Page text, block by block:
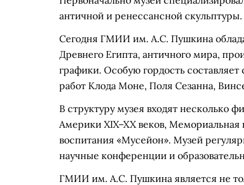
античной и ренессансной скульптуры.
Сегодня ГМИИ им. А.С. Пушкина
Древнего Египта, античного мира,
графики. Особую гордость
работ Клода Моне, Поля Сезанна,
В структуру музея входят несколько
Америки XIX–XX веков, Мемориальная
воспитания «Мусейон». Музей
научные конференции и
ГМИИ им. А.С. Пушкина является не